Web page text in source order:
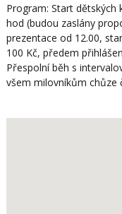
Program: Start dětských
hod (budou zaslány
prezentace od 12.00,
100 Kč, předem
Přespolní běh s
všem milovníkům chůze